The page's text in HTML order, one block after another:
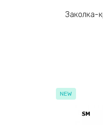
Заколка-краб для волос из металла
NEW